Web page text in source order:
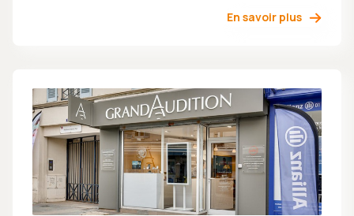
En savoir plus